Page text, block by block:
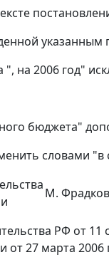
указанным
на 2006 год"
бюджета"
словами
М. Фрадков
РФ от 11
27 марта 2006